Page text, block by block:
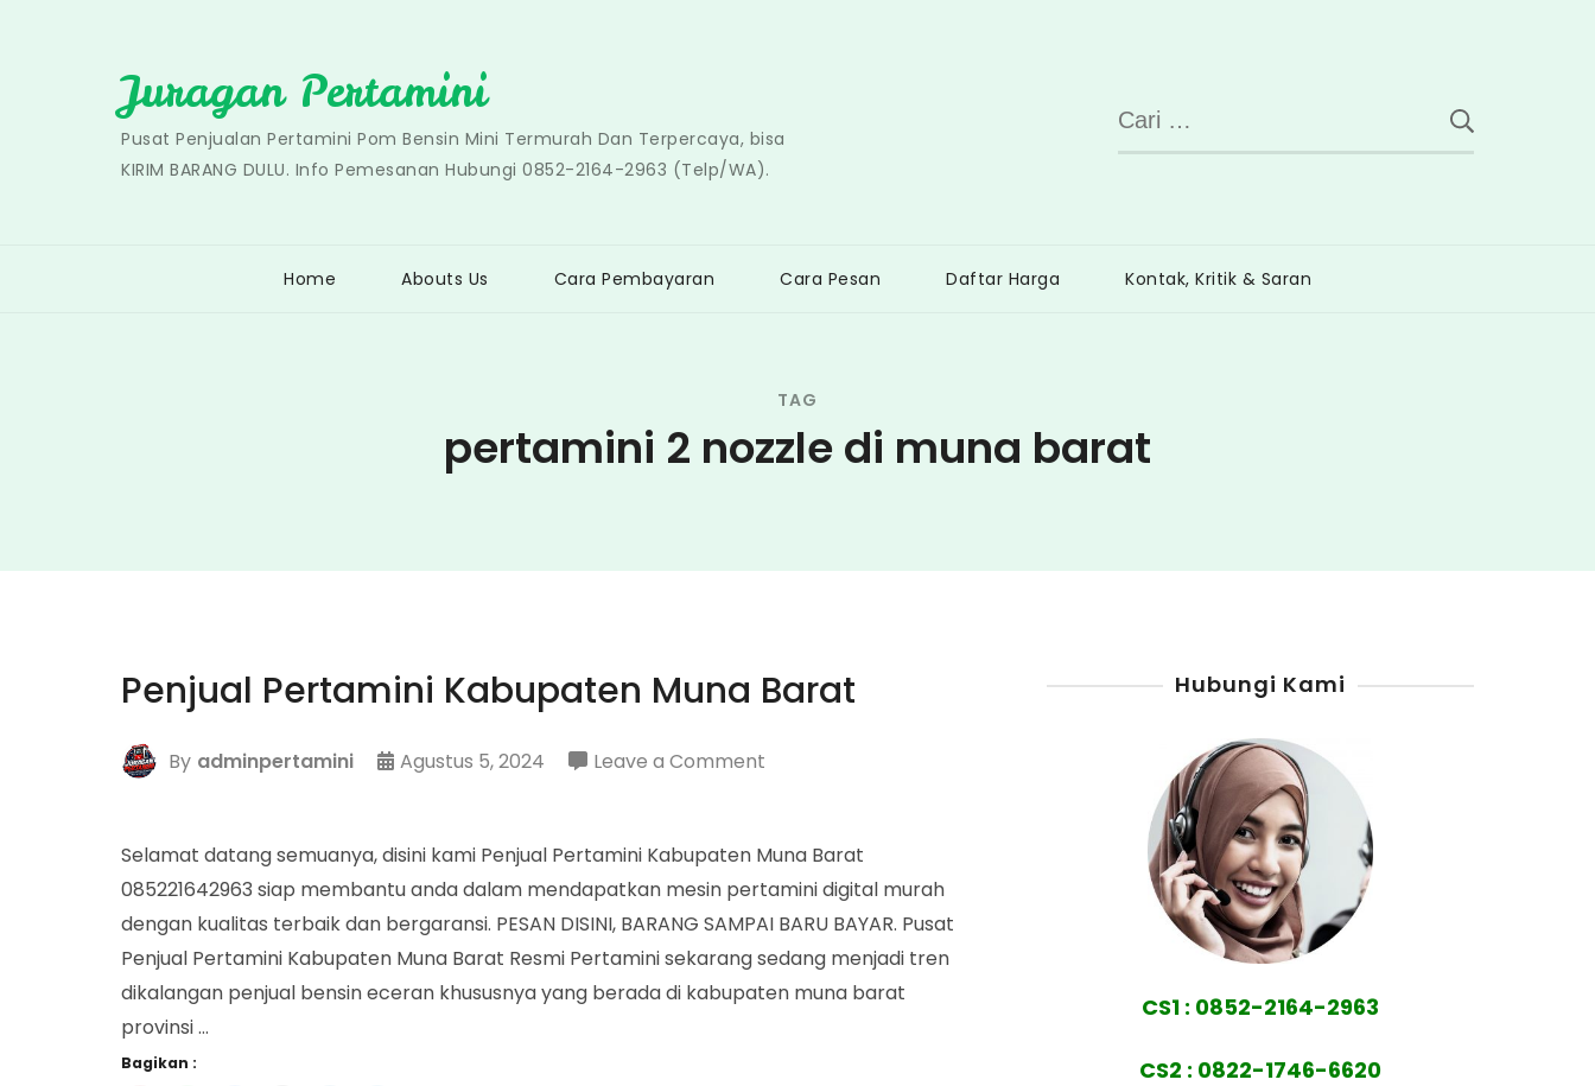
Juragan Pertamini
Pusat Penjualan Pertamini Pom Bensin Mini Termurah Dan Terpercaya, bisa
KIRIM BARANG DULU. Info Pemesanan Hubungi 0852-2164-2963 (Telp/WA).
Cari
untuk:
Home Abouts Us Cara Pembayaran Cara Pesan Daftar Harga Kontak, Kritik & Saran
TAG
pertamini 2 nozzle di muna barat
Penjual Pertamini Kabupaten Muna Barat
By adminpertamini Agustus 5, 2024 Leave a Commenton
Kabupaten
Muna
Barat
Selamat datang semuanya, disini kami Penjual Pertamini Kabupaten Muna Barat
085221642963 siap membantu anda dalam mendapatkan mesin pertamini digital murah
dengan kualitas terbaik dan bergaransi. PESAN DISINI, BARANG SAMPAI BARU BAYAR. Pusat
Penjual Pertamini Kabupaten Muna Barat Resmi Pertamini sekarang sedang menjadi tren
dikalangan penjual bensin eceran khususnya yang berada di kabupaten muna barat
provinsi …
Bagikan :
Hubungi Kami
CS1 : 0852-2164-2963
CS2 : 0822-1746-6620